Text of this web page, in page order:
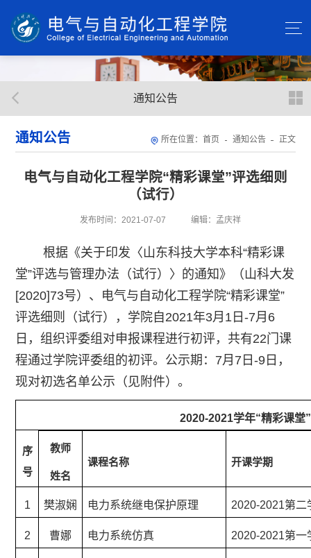
通知公告
通知公告 所在位置：首页 通知公告 正文
电气与自动化工程学院“精彩课堂”评选细则
（试行）
发布时间：2021-07-07 编辑：孟庆祥
根据《关于印发〈山东科技大学本科“精彩课
堂”评选与管理办法（试行）〉的通知》（山科大发
[2020]73号）、电气与自动化工程学院“精彩课堂”
评选细则（试行），学院自2021年3月1日-7月6
日，组织评委组对申报课程进行初评，共有22门课
程通过学院评委组的初评。公示期：7月7日-9日，
现对初选名单公示（见附件）。
2020-2021学年“精彩课堂
序
号
教师
姓名
课程名称 开课学期
1 樊淑娴 电力系统继电保护原理 2020-2021第二
2 曹娜 电力系统仿真 2020-2021第一